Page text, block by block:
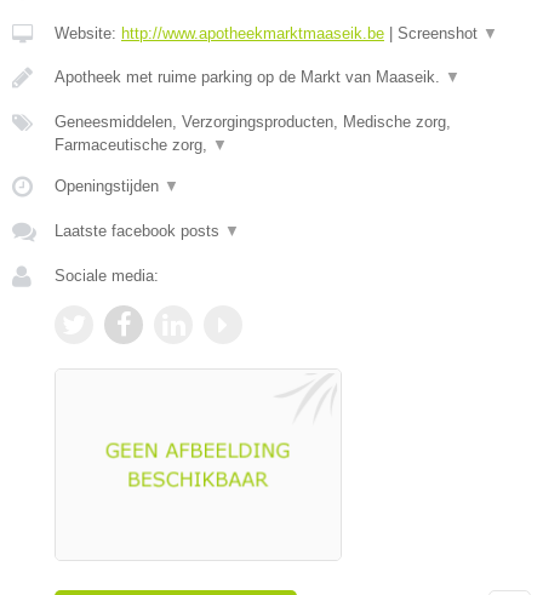
Website: http://www.apotheekmarktmaaseik.be Screenshot ▼
Apotheek met ruime parking op de Markt van Maaseik. ▼
Geneesmiddelen, Verzorgingsproducten, Medische zorg,
Farmaceutische zorg, ▼
Openingstijden ▼
Laatste facebook posts ▼
Sociale media: